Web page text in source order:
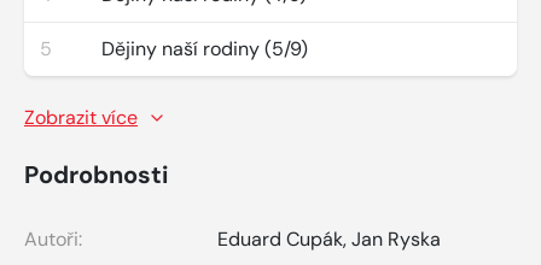
5 Dějiny naší rodiny (5/9)
Zobrazit více
Podrobnosti
Autoři: Eduard Cupák,Jan Ryska